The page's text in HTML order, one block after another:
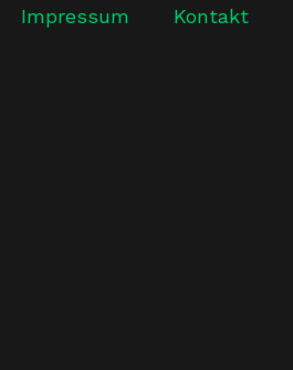
Impressum Kontakt